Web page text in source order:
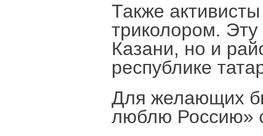
Также
триколором.
Казани, но и
республике
Для желающих
люблю Россию»